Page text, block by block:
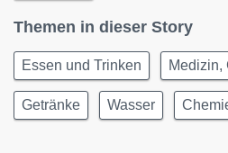
Themen in dieser Story
Essen und Trinken Medizin,
Getränke Wasser